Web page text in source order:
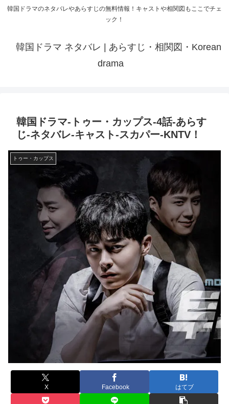
韓国ドラマのネタバレやあらすじの無料情報！キャストや相関図もここでチェ
ック！
韓国ドラマ ネタバレ | あらすじ・相関図・Korean
drama
韓国ドラマ-トゥー・カップス-4話-あらす
じ-ネタバレ-キャスト-スカパー-KNTV！
トゥー・カップス
X Facebook はてブ